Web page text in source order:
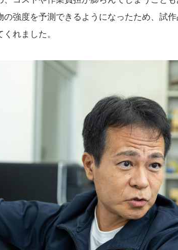
強度を予測できるようになったため、試
れました。